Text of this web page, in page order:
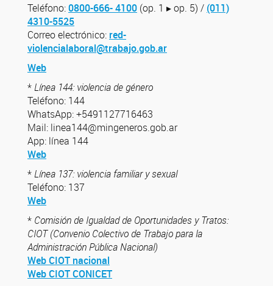
Teléfono:0800-666- 4100 (op. 1 ▸ op. 5) / (011)
4310-5525
Correo electrónico: red-
violencialaboral@trabajo.gob.ar
Web
*Línea 144: violencia de género
Teléfono: 144
WhatsApp: +5491127716463
Mail: linea144@mingeneros.gob.ar
App: línea 144
Web
*Línea 137: violencia familiar y sexual
Teléfono: 137
Web
* Comisión de Igualdad de Oportunidades y Tratos:
CIOT (Convenio Colectivo de Trabajo para la
Administración Pública Nacional)
Web CIOT nacional
Web CIOT CONICET